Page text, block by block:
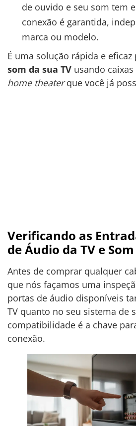
de ouvido e seu som tem
conexão é garantida,
marca ou modelo.
É uma solução rápida e eficaz
som da sua TV usando
home theaterque você já
Verificando as
de Áudio da TV e Som
Antes de comprar qualquer
que nós façamos uma
portas de áudio disponíveis
TV quanto no seu sistema de
compatibilidade é a chave
conexão.